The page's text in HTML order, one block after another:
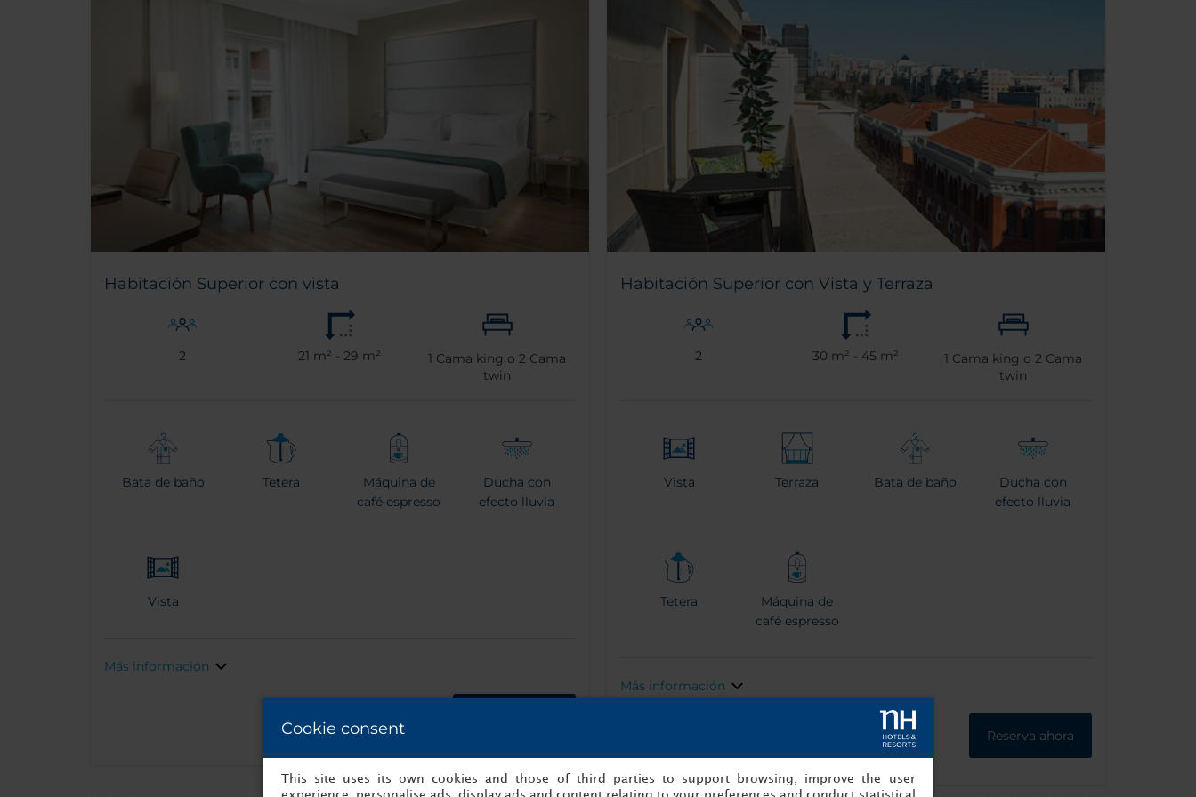
Habitación Superior con vista
2 21 m² - 29 m² 1 Cama king o2 Cama
twin
Bata de baño Tetera
Máquina de
café espresso
Ducha con
efecto lluvia
Vista
Más información
Habitación Superior con Vista y Terraza
2 30 m² - 45 m² 1 Cama king o2 Cama
twin
Vista Terraza Bata de baño
Ducha con
efecto lluvia
Tetera
Máquina de
café espresso
Más información
Reserva ahora
Cookie consent
This site uses its own cookies and those of third parties to support browsing, improve the user
experience, personalise ads, display ads and content relating to your preferences and conduct statistical